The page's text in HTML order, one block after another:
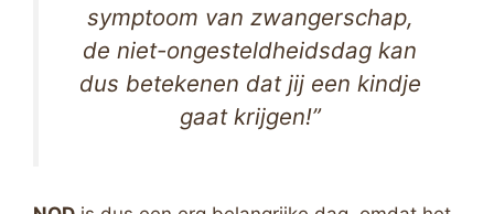
symptoom van zwangerschap,
de niet-ongesteldheidsdag kan
dus betekenen dat jij een kindje
gaat krijgen!”